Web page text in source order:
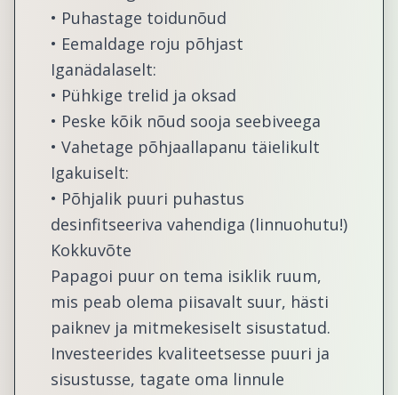
• Puhastage toidunõud
• Eemaldage roju põhjast
Iganädalaselt:
• Pühkige trelid ja oksad
• Peske kõik nõud sooja seebiveega
• Vahetage põhjaallapanu täielikult
Igakuiselt:
• Põhjalik puuri puhastus
desinfitseeriva vahendiga (linnuohutu!)
Kokkuvõte
Papagoi puur on tema isiklik ruum,
mis peab olema piisavalt suur, hästi
paiknev ja mitmekesiselt sisustatud.
Investeerides kvaliteetsesse puuri ja
sisustusse, tagate oma linnule